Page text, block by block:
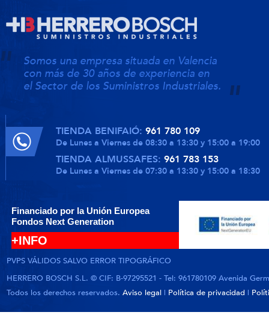
Somos una empresa situada en Valencia
con más de 30 años de experiencia en
el Sector de los Suministros Industriales.
TIENDA BENIFAIÓ: 961 780 109
De Lunes a Viernes de 08:30 a 13:30 y 15:00 a 19:00
TIENDA ALMUSSAFES: 961 783 153
De Lunes a Viernes de 07:30 a 13:30 y 15:00 a 18:30
Financiado por la Unión Europea
Fondos Next Generation
+INFO
PVPS VÁLIDOS SALVO ERROR TIPOGRÁFICO
HERRERO BOSCH S.L. © CIF: B-97295521 - Tel: 961780109 Avenida
Todos los derechos reservados. Aviso legal | Política de privacidad |